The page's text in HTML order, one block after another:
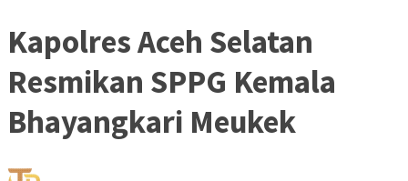
Kapolres Aceh Selatan
Resmikan SPPG Kemala
Bhayangkari Meukek